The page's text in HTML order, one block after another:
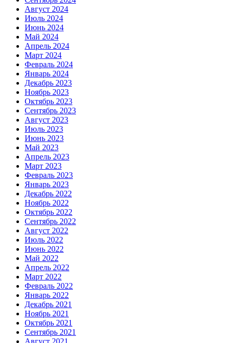
Август 2024
Июль 2024
Июнь 2024
Май 2024
Апрель 2024
Март 2024
Февраль 2024
Январь 2024
Декабрь 2023
Ноябрь 2023
Октябрь 2023
Сентябрь 2023
Август 2023
Июль 2023
Июнь 2023
Май 2023
Апрель 2023
Март 2023
Февраль 2023
Январь 2023
Декабрь 2022
Ноябрь 2022
Октябрь 2022
Сентябрь 2022
Август 2022
Июль 2022
Июнь 2022
Май 2022
Апрель 2022
Март 2022
Февраль 2022
Январь 2022
Декабрь 2021
Ноябрь 2021
Октябрь 2021
Сентябрь 2021
Август 2021